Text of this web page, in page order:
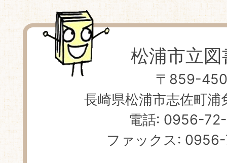
松浦市立図
〒859-
長崎県松浦市志佐町浦
電話: 0956-
ファックス: